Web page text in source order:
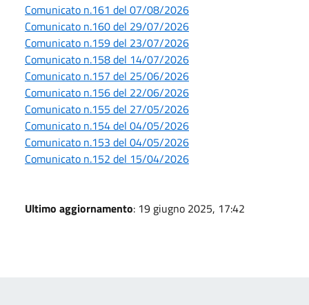
Comunicato n.161 del 07/08/2026
Comunicato n.160 del 29/07/2026
Comunicato n.159 del 23/07/2026
Comunicato n.158 del 14/07/2026
Comunicato n.157 del 25/06/2026
Comunicato n.156 del 22/06/2026
Comunicato n.155 del 27/05/2026
Comunicato n.154 del 04/05/2026
Comunicato n.153 del 04/05/2026
Comunicato n.152 del 15/04/2026
Ultimo aggiornamento: 19 giugno 2025, 17:42